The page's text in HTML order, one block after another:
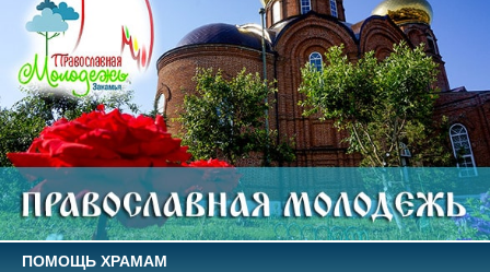
ПОМОЩЬ ХРАМАМ